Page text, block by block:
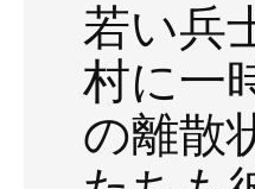
若い兵
村に一
の離散